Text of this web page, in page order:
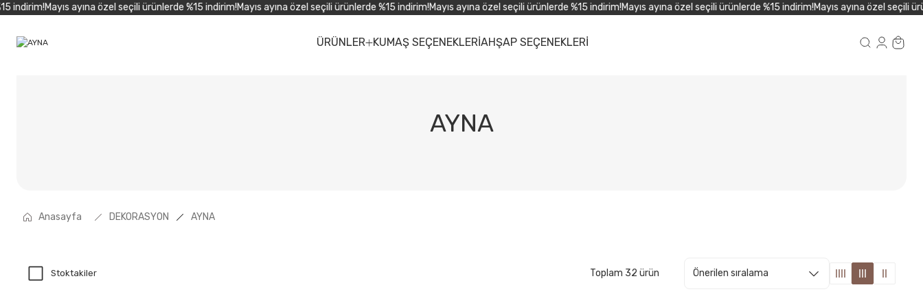
Mayıs ayına özel seçili ürünlerde %15 indirim!Mayıs ayına özel seçili ürünlerde %15 indirim!Mayıs ayına özel seçili ürünlerde %15 indirim!Mayıs ayına özel seçili ürünlerde %15 indirim!Mayıs ayına özel seçili
ÜRÜNLER KUMAŞ SEÇENEKLERİAHŞAP SEÇENEKLERİ
AYNA
Anasayfa DEKORASYON AYNA
Stoktakiler Toplam 32 ürün